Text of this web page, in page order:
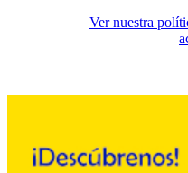
Ver nuestra